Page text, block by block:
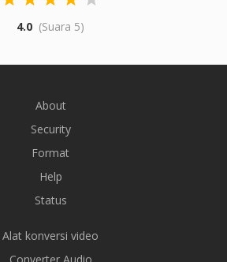
4.0 (Suara 5)
About
Security
Format
Help
Status
Alat konversi video